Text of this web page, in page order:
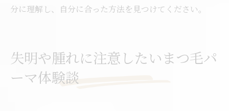
分に理解し、自分に合った方法を見つけてください。
失明や腫れに注意したいまつ毛パ
ーマ体験談